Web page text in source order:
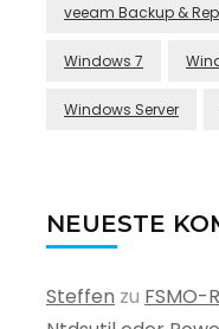
veeam Backup &
Windows 7
Windows Server
NEUESTE
Steffen zu FSMO-